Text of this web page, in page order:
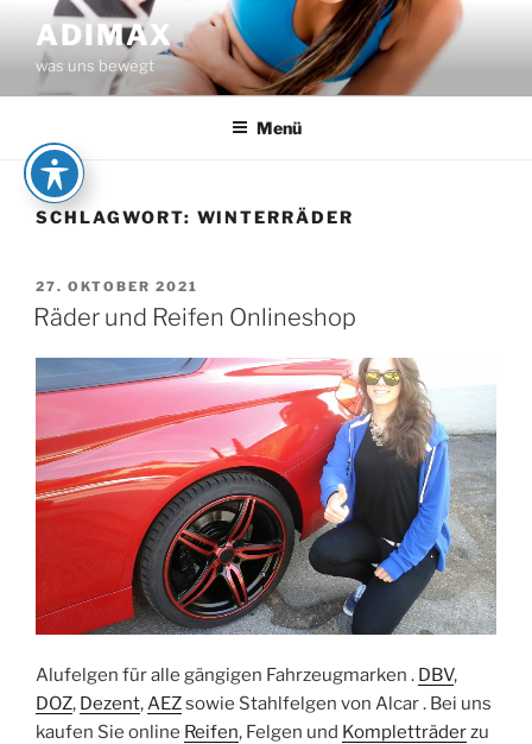
Inhalt
springen
ADIMAX
was uns bewegt
Menü
SCHLAGWORT: WINTERRÄDER
VERÖFFENTLICHT
AM
27. OKTOBER 2021
Räder und Reifen Onlineshop
Alufelgen für alle gängigen Fahrzeugmarken . DBV,
DOZ, Dezent, AEZsowie Stahlfelgen von Alcar . Bei uns
kaufen Sie online Reifen, Felgen und Kompletträderzu